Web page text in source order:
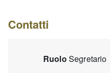
Contatti
Ruolo Segretario